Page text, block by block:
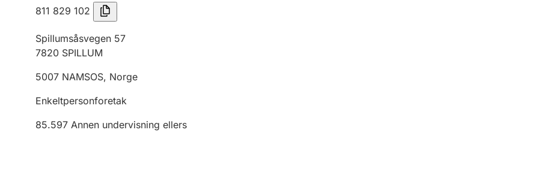
811 829 102
Spillumsåsvegen 57
7820 SPILLUM
5007 NAMSOS, Norge
Enkeltpersonforetak
85.597 Annen undervisning ellers